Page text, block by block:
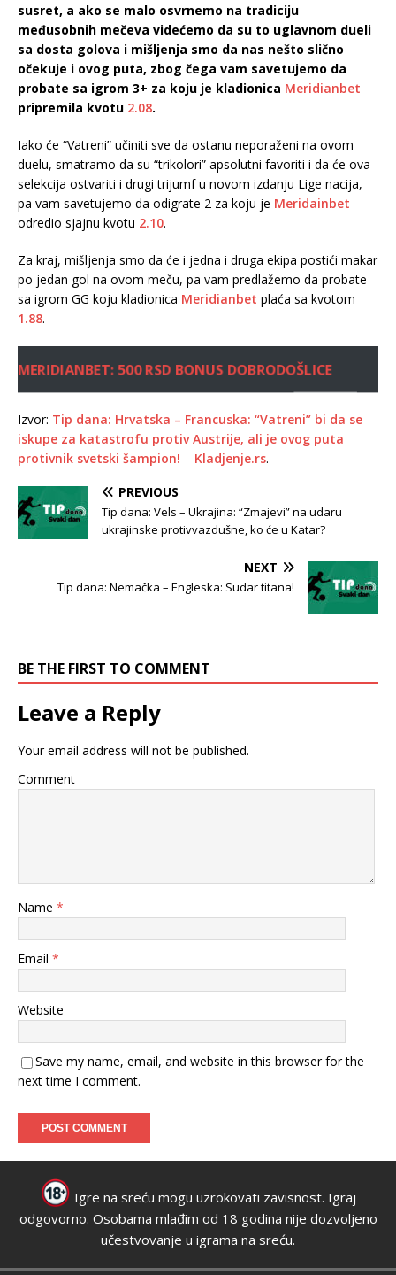
susret, a ako se malo osvrnemo na tradiciju
međusobnih mečeva videćemo da su to uglavnom dueli
sa dosta golova i mišljenja smo da nas nešto slično
očekuje i ovog puta, zbog čega vam savetujemo da
probate sa igrom 3+ za koju je kladionica Meridianbet
pripremila kvotu 2.08.
Iako će “Vatreni” učiniti sve da ostanu neporaženi na ovom
duelu, smatramo da su “trikolori” apsolutni favoriti i da će ova
selekcija ostvariti i drugi trijumf u novom izdanju Lige nacija,
pa vam savetujemo da odigrate 2 za koju je Meridainbet
odredio sjajnu kvotu 2.10.
Za kraj, mišljenja smo da će i jedna i druga ekipa postići makar
po jedan gol na ovom meču, pa vam predlažemo da probate
sa igrom GG koju kladionica Meridianbet plaća sa kvotom
1.88.
MERIDIANBET: 500 RSD BONUS DOBRODOŠLICE
Izvor: Tip dana: Hrvatska – Francuska: “Vatreni” bi da se
iskupe za katastrofu protiv Austrije, ali je ovog puta
protivnik svetski šampion! – Kladjenje.rs.
PREVIOUS
Tip dana: Vels – Ukrajina: “Zmajevi” na udaru
ukrajinske protivvazdušne, ko će u Katar?
NEXT
Tip dana: Nemačka – Engleska: Sudar titana!
BE THE FIRST TO COMMENT
Leave a Reply
Your email address will not be published.
Comment
Name *
Email *
Website
Save my name, email, and website in this browser for the
next time I comment.
Igre na sreću mogu uzrokovati zavisnost. Igraj
odgovorno. Osobama mlađim od 18 godina nije dozvoljeno
učestvovanje u igrama na sreću.